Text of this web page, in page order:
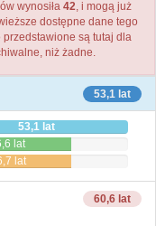
wynosiła 42, i mogą już
dostępne dane tego
są tutaj dla
niż żadne.
53,1 lat
53,1 lat
lat
lat
60,6 lat